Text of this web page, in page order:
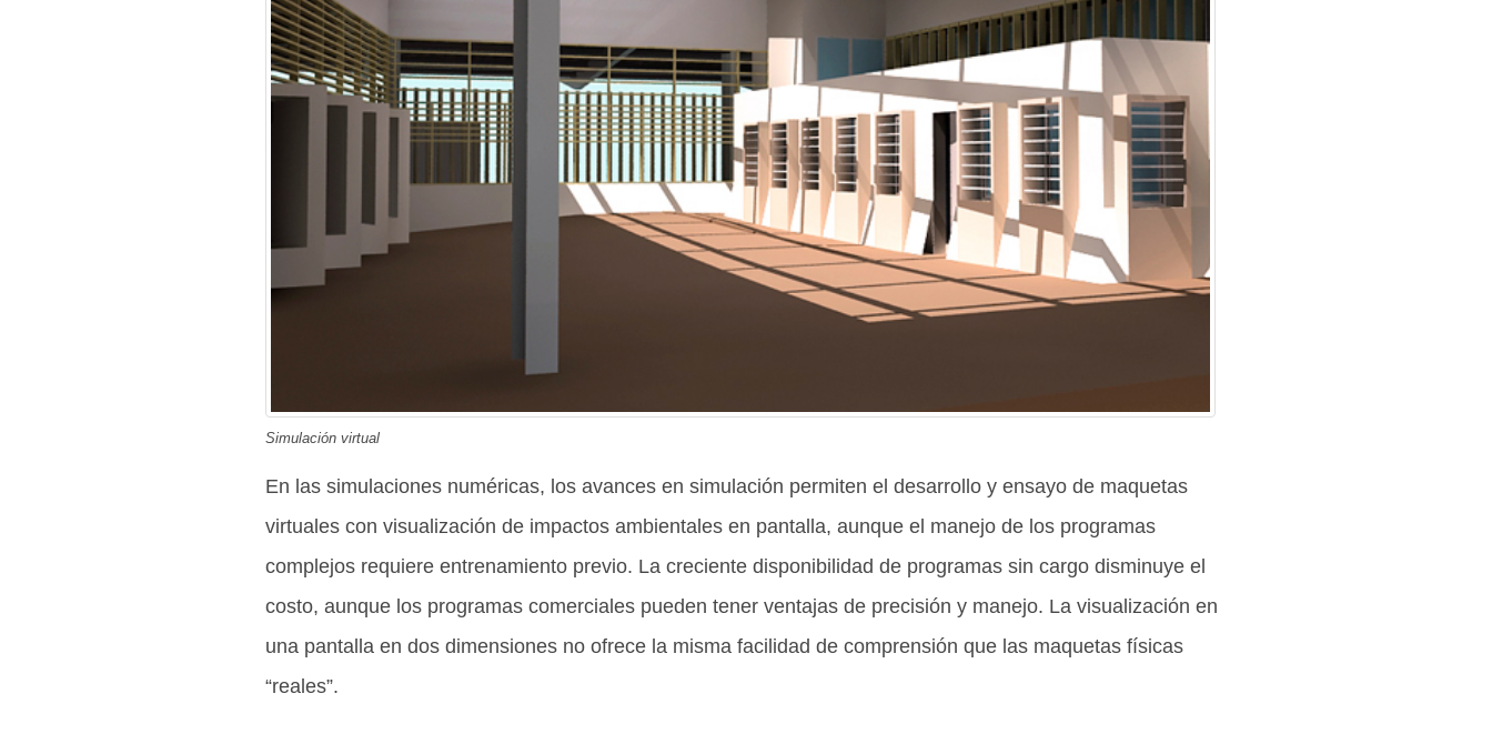
Simulación virtual
En las simulaciones numéricas, los avances en simulación permiten el desarrollo y ensayo de maquetas
virtuales con visualización de impactos ambientales en pantalla, aunque el manejo de los programas
complejos requiere entrenamiento previo. La creciente disponibilidad de programas sin cargo disminuye el
costo, aunque los programas comerciales pueden tener ventajas de precisión y manejo. La visualización en
una pantalla en dos dimensiones no ofrece la misma facilidad de comprensión que las maquetas físicas
“reales”.